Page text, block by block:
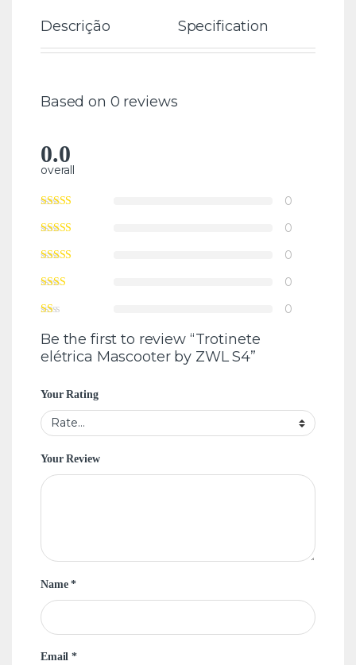
Descrição Specification
Based on 0 reviews
0.0
overall
0
0
0
0
0
Be the first to review “Trotinete
elétrica Mascooter by ZWL S4”
Your Rating
Your Review
Name*
Email*